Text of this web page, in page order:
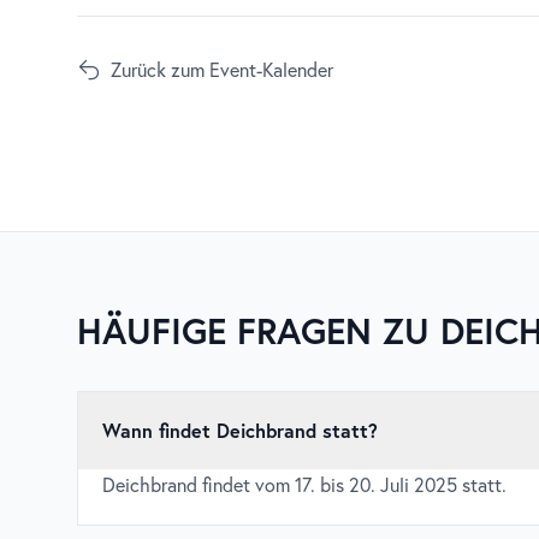
Zurück zum Event-Kalender
HÄUFIGE FRAGEN ZU
Wann findet Deichbrand statt?
Deichbrand findet vom 17. bis 20. Juli 2025 statt.